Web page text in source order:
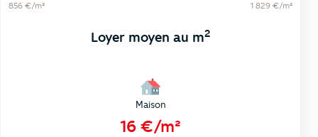
856 €/m² 1 829 €/m²
Loyer moyen au m2
Maison
16 €/m²